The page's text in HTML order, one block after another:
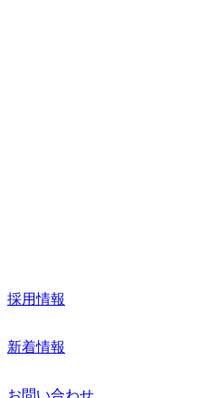
採用情報
新着情報
お問い合わせ